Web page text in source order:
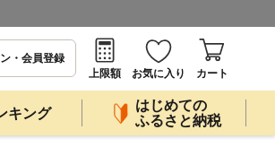
・会員登録
上限額
お気に入り カート
キング
はじめての
ふるさと納税